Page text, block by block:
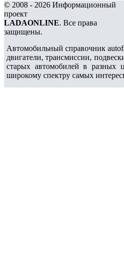
© 2008 - 2026 Информационный
проект
LADAONLINE. Все права
защищены.
Автомобильный справочник
двигатели, трансмиссии,
старых автомобилей в разных
широкому спектру самых